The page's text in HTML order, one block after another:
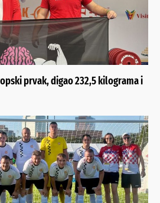
prvak, digao 232,5 kilograma i